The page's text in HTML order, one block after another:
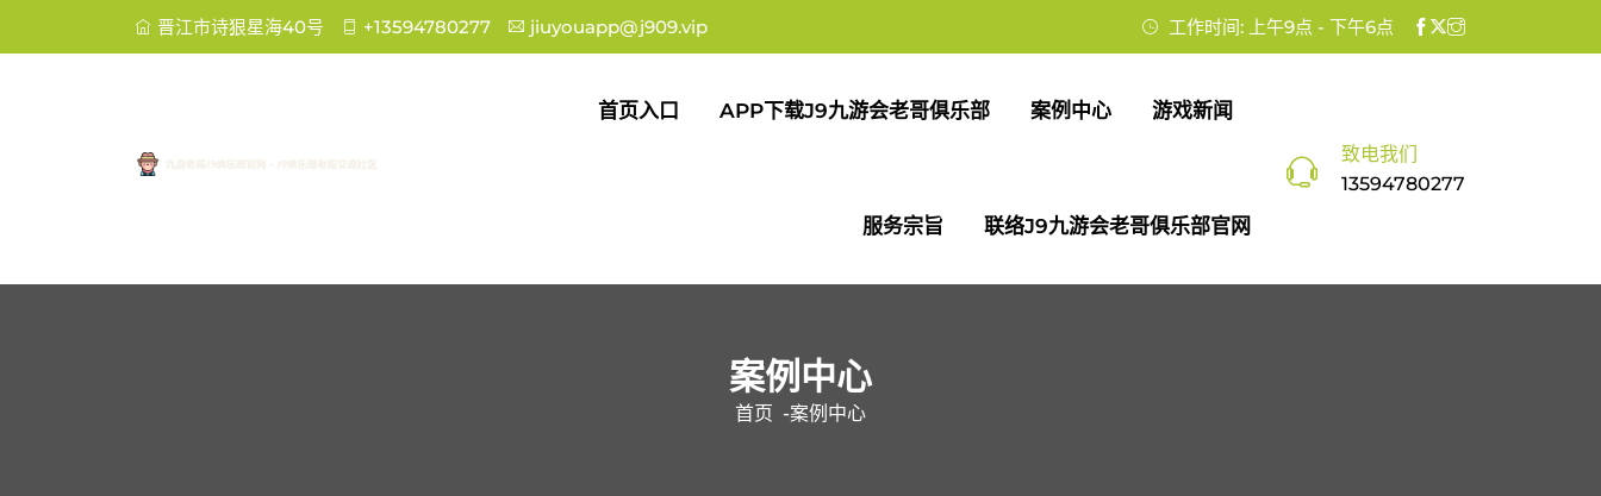
晋江市诗狠星海40号 +13594780277 jiuyouapp@j909.vip 工作时间: 上午9点 - 下午6点
首页入口 APP下载J9九游会老哥俱乐部 案例中心 游戏新闻
服务宗旨 联络J9九游会老哥俱乐部官网
致电我们
13594780277
案例中心
首页 -案例中心